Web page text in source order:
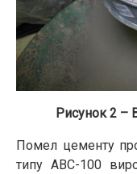
Рисунок 2 –
Помел цементу
типу АВС-100